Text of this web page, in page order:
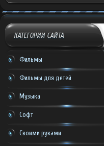
КАТЕГОРИИ САЙТА
Фильмы
Фильмы для детей
Музыка
Софт
Своими руками